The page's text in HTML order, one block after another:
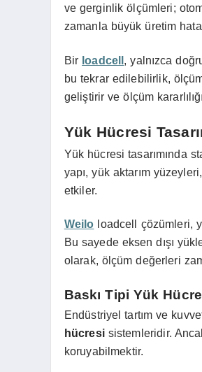
ve gerginlik ölçümleri;
zamanla büyük üretim
Bir loadcell , yalnızca
bu tekrar edilebilirlik,
geliştirir ve ölçüm
Yük Hücresi
Yük hücresi tasarımında
yapı, yük aktarım
etkiler.
Weilo loadcell çözümleri,
Bu sayede eksen dışı
olarak, ölçüm değerleri
Baskı Tipi Yük
Endüstriyel tartım ve
hücresisistemleridir.
koruyabilmektir.